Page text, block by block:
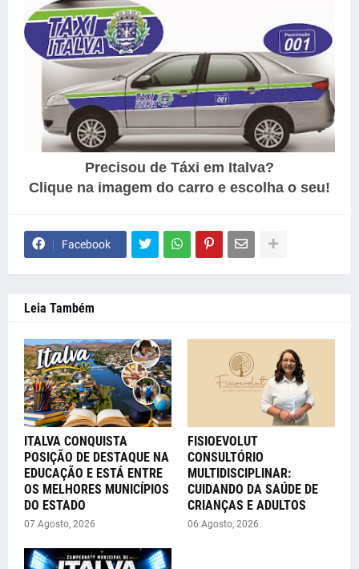
Precisou de Táxi em Italva?
Clique na imagem do carro e escolha o seu!
Facebook
Leia Também
ITALVA CONQUISTA
POSIÇÃO DE DESTAQUE NA
EDUCAÇÃO E ESTÁ ENTRE
OS MELHORES MUNICÍPIOS
DO ESTADO
07 Agosto, 2026
FISIOEVOLUT
CONSULTÓRIO
MULTIDISCIPLINAR:
CUIDANDO DA SAÚDE DE
CRIANÇAS E ADULTOS
06 Agosto, 2026